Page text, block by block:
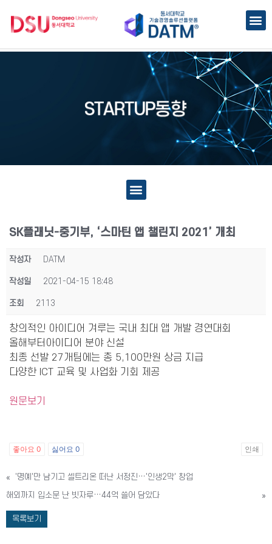
SK플래닛-중기부, ‘스마틴 앱 챌린지 2021’ 개최
작성자 DATM
작성일 2021-04-15 18:48
조회 2113
창의적인 아이디어 겨루는 국내 최대 앱 개발 경연대회
올해부터아이디어 분야 신설
최종 선발 27개팀에는 총 5,100만원 상금 지급
다양한 ICT 교육 및 사업화 기회 제공
원문보기
좋아요 0 싫어요 0 인쇄
«
'명예'만 남기고 셀트리온 떠난 서정진…'인생2막' 창업
해외까지 입소문 난 빗자루…44억 쓸어 담았다
»
목록보기